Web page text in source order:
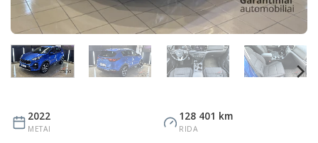
2022
METAI
128 401 km
RIDA